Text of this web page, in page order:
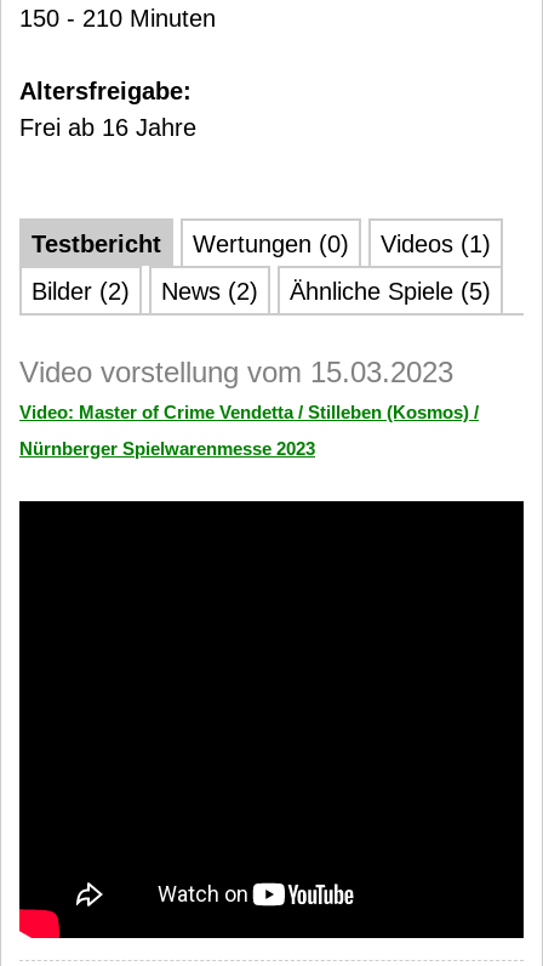
150 - 210 Minuten
Altersfreigabe:
Frei ab 16 Jahre
Testbericht Wertungen (0)
Videos (1)
Bilder (2)
News (2) Ähnliche Spiele (5)
Video vorstellung vom 15.03.2023
Video: Master of Crime Vendetta / Stilleben (Kosmos) /
Nürnberger Spielwarenmesse 2023